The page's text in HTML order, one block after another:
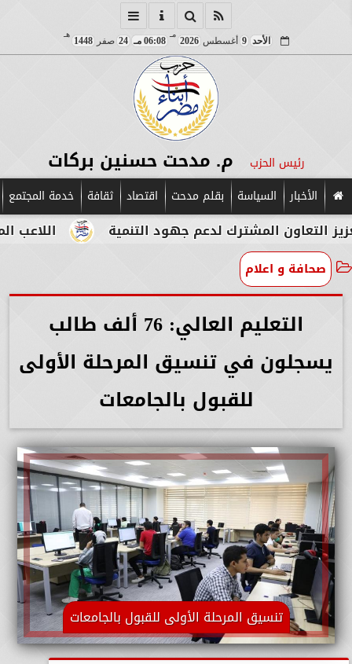
الأحد 9 أغسطس2026
مـ
06:08 مـ 24 صفر1448
هـ
رئيس الحزب م. مدحت حسنين بركات
الأخبار السياسة بقلم مدحت اقتصاد ثقافة خدمة المجتمع
اللاعب المصري المشترك لدعم جهود التنمية
صحافة و اعلام
التعليم العالي: 76 ألف طالب
يسجلون في تنسيق المرحلة الأولى
للقبول بالجامعات
تنسيق المرحلة الأولى للقبول بالجامعات